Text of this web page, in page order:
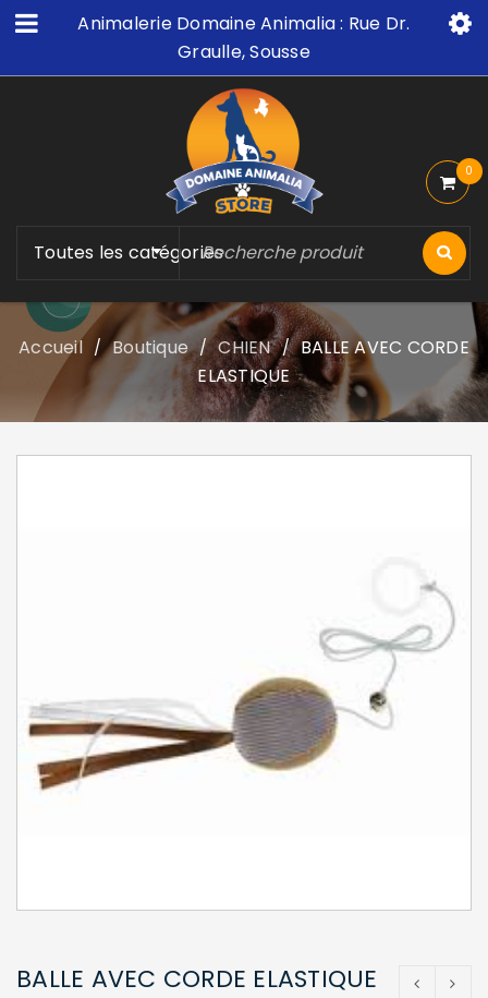
Animalerie Domaine Animalia : Rue Dr.
Graulle, Sousse
Toutes les catégories
0
Accueil / Boutique / CHIEN / BALLE AVEC CORDE
ELASTIQUE
BALLE AVEC CORDE ELASTIQUE